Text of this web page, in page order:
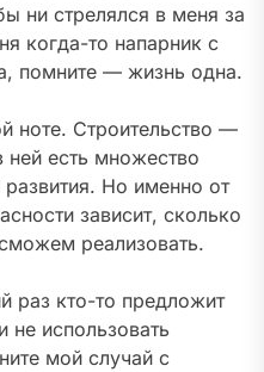
ни стрелялся в меня за
когда-то напарник с
помните — жизнь одна.
ноте. Строительство —
ней есть множество
Но именно от
зависит, сколько
реализовать.
раз кто-то предложит
не использовать
мой случай с